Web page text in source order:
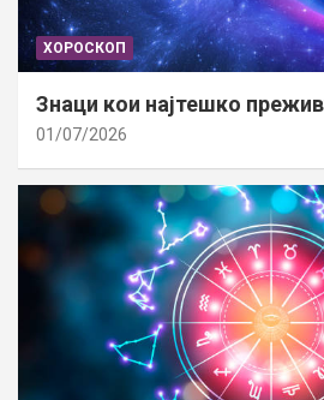
ХОРОСКОП
Знаци кои најтешко
01/07/2026